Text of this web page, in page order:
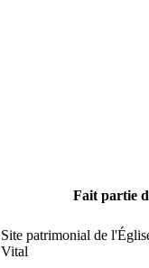
Fait partie
Site patrimonial de
Vital